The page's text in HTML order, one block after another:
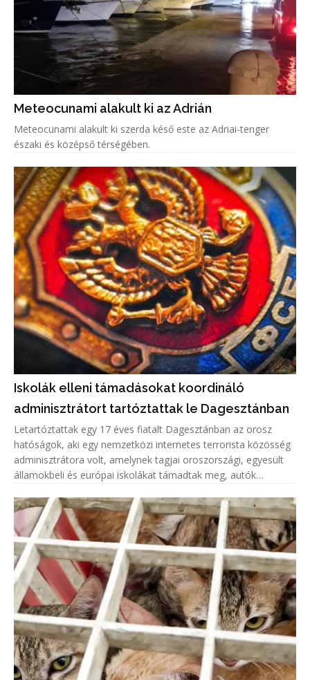
Meteocunami alakult ki az Adrián
Meteocunami alakult ki szerda késő este az Adriai-tenger
északi és középső térségében.
Iskolák elleni támadásokat koordináló
adminisztrátort tartóztattak le Dagesztánban
Letartóztattak egy 17 éves fiatalt Dagesztánban az orosz
hatóságok, aki egy nemzetközi internetes terrorista közösség
adminisztrátora volt, amelynek tagjai oroszországi, egyesült
államokbeli és európai iskolákat támadtak meg, autók